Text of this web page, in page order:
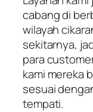
cabang di
wilayah
sekitarnya,
para
kami mereka
sesuai
tempati.